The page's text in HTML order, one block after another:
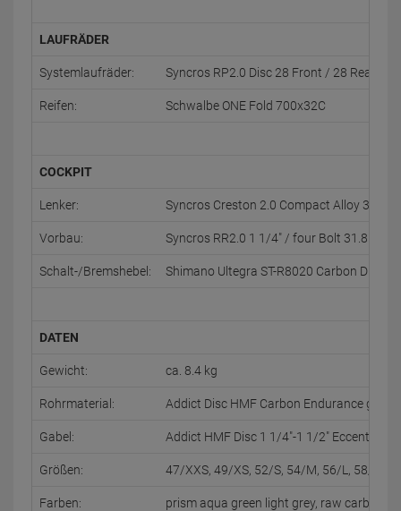
LAUFRÄDER
Systemlaufräder: Syncros RP2.0 Disc 28 Front / 28 Rear
Reifen: Schwalbe ONE Fold 700x32C
COCKPIT
Lenker: Syncros Creston 2.0 Compact Alloy
Vorbau: Syncros RR2.0 1 1/4" / four Bolt 31.8mm
Schalt-/Bremshebel: Shimano Ultegra ST-R8020 Carbon Dual
DATEN
Gewicht: ca. 8.4 kg
Rohrmaterial: Addict Disc HMF Carbon Endurance
Gabel: Addict HMF Disc 1 1/4"-1 1/2" Eccentric
Größen: 47/XXS, 49/XS, 52/S, 54/M, 56/L, 58/XL,
Farben: prism aqua green light grey, raw carbon